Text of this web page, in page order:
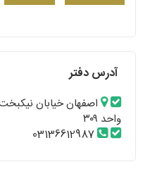
آدرس دفتر
واحد ۳۰۹
03136612987